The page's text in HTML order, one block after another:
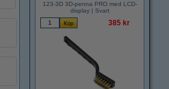
123-3D 3D-penna PRO med LCD-
display | Svart
385 kr